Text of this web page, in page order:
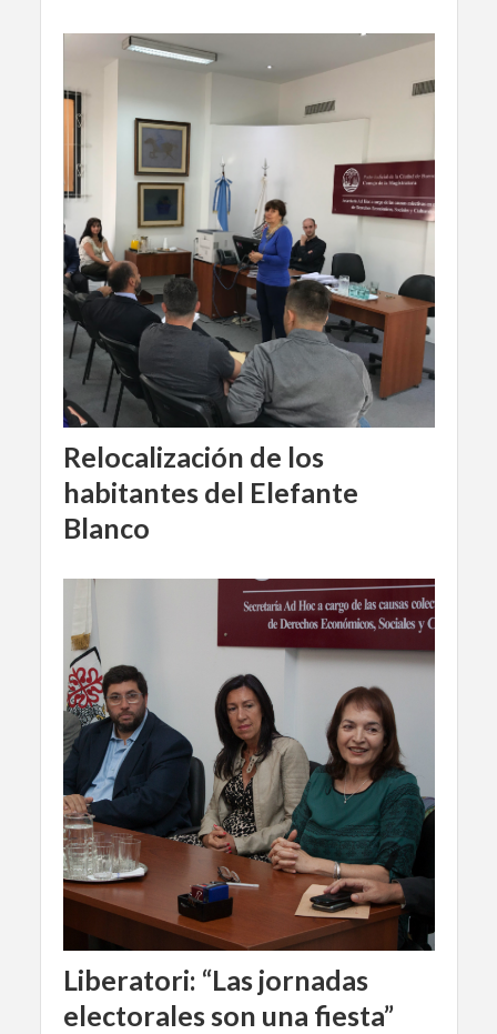
Relocalización de los
habitantes del Elefante
Blanco
Liberatori: “Las jornadas
electorales son una fiesta”